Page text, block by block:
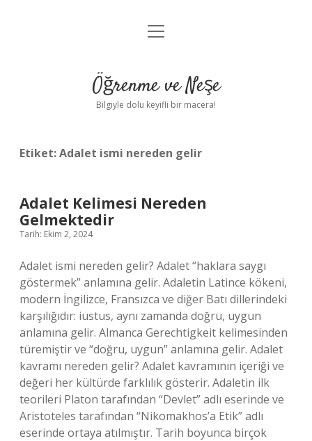
Anasayfa
Yasal Uyarı
menüyü
Öğrenme ve Neşe
Bilgiyle dolu keyifli bir macera!
Etiket:Adalet ismi nereden gelir
Adalet Kelimesi Nereden
Gelmektedir
Tarih: Ekim 2, 2024
Adalet ismi nereden gelir? Adalet “haklara saygı
göstermek” anlamına gelir. Adaletin Latince kökeni,
modern İngilizce, Fransızca ve diğer Batı dillerindeki
karşılığıdır: iustus, aynı zamanda doğru, uygun
anlamına gelir. Almanca Gerechtigkeit kelimesinden
türemiştir ve “doğru, uygun” anlamına gelir. Adalet
kavramı nereden gelir? Adalet kavramının içeriği ve
değeri her kültürde farklılık gösterir. Adaletin ilk
teorileri Platon tarafından “Devlet” adlı eserinde ve
Aristoteles tarafından “Nikomakhos’a Etik” adlı
eserinde ortaya atılmıştır. Tarih boyunca birçok